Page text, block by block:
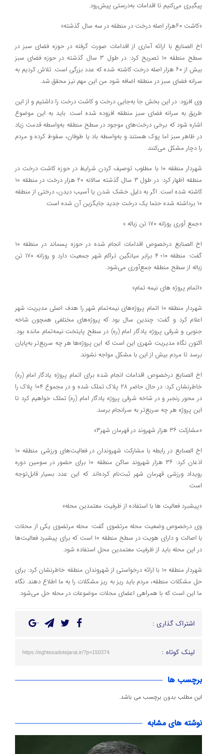
پیگیری می‌کنیم تا اقدامات به‌درستی پیش‌رود.
«کاشت ۶۰هزار اصله درخت در منطقه در سه سال گذشته»
اخ الصنایع با ارائه آماری از اقدامات صورت گرفته در حوزه فضای سبز در
سطح منطقه ١٠ تصریح کرد: در طول ٣ سال گذشته در حوزه فضای سبز
بیش از ٦٠ هزار اصله درخت کاشته شده که عدد بزرگی است. تلاش کردیم به
سرانه فضای سبز در منطقه اضافه شود من این مهم نیز محقق شد.
وی افزود: در این بخش جا به‌جایی درخت و کاشت درخت را داشتیم و از این
طریق به سرانه فضای سبز منطقه افزوده شده است. باید به این موضوع
اشاره شود که برخی درخت‌های موجود در سطح منطقه به‌واسطه قدمت زیاد
در ظاهر سبز اما پوک هستند و به‌واسطه باد یا طوفان، سقوط کرده و مردم
را دچار مشکل می‌کنند.
شهردار منطقه ١٠ با مطلوب توصیف کردن شرایط در حوزه کاشت درخت در
منطقه اظهار کرد: در طول ٣ سال گذشته سالانه ٢٠ هزار درخت در منطقه ١٠
کاشته شده است. اگر به دلیل خشک شدن یا آسیب دیدن، درختی از منطقه
١٠ برداشته شده حتما یک درخت جدید جایگزین آن شده است.
«جمع آوری روزانه ۱۷۰ تن زباله »
اخ الصنایع در‌خصوص اقدامات انجام شده در حوزه پسماند در منطقه ١٠
گفت: منطقه ١٠؛ ٤ برابر میانگین تراکم شهر جمعیت دارد و روزانه ١٧٠ تن
زباله از سطح منطقه جمع‌آوری می‌شود.
«اتمام پروژه های نیمه تمام»
شهردار منطقه ١٠ اتمام پروژه‌های نیمه‌تمام شهر را هدف اصلی مدیریت شهر
اعلام کرد و گفت: چندین سال بود که پروژه‌های مختلفی همچون شاخه
جنوبی و شرقی پروژه یادگار امام (ره) در سطح پایتخت نیمه‌تمام مانده بود.
اکنون نگاه مدیریت شهری این است که این پروژه‌ها هر چه سریع‌تر به‌پایان
برسد تا مردم بیش از این با مشکل مواجه نشوند.
اخ الصنایع در‌خصوص اقدامات انجام شده برای اتمام پروژه یادگار امام (ره)
خاطرنشان کرد: در حال حاضر ٢٨ پلاک تملک شده و در مجموع ١٠٤ پلاک را
در محور رنجبر و در شاخه شرقی پروژه یادگار امام (ره) تملک خواهیم کرد تا
این پروژه هر چه سریع‌تر به سرانجام برسد.
«مشارکت ۳۶ هزار شهروند در قهرمان شهر۳»
اخ الصنایع در رابطه با مشارکت شهروندان در فعالیت‌های ورزشی منطقه ١٠
اذعان کرد: ٣٦ هزار شهروند ساکن منطقه ١٠ برای حضور در سومین دوره
رویداد ورزشی قهرمان شهر ثبت‌نام کرده‌اند که این عدد بسیار قابل‌توجه
است.
«پیشبرد فعالیت ها با استفاده از ظرفیت معتمدین محله»
وی در‌خصوص وضعیت محله مرتضوی گفت: محله مرتضوی یکی از محلات
با اصالت و دارای هویت در سطح منطقه ١٠ است که برای پیشبرد فعالیت‌ها
در این محله باید از ظرفیت معتمدین محل استفاده شود.
شهردار منطقه ١٠ با ارائه درخواستی از شهروندان منطقه خاطرنشان کرد: برای
حل مشکلات منطقه، مردم باید ریز به ریز مشکلات را به ما اطلاع دهند. نگاه
ما این است که با همراهی اعضای محلات موضوعات در محله حل می‌شود.
اشتراک گذاری :
لینک کوتاه : https://eghtesadotejarat.ir/?p=150374
برچسب ها
این مطلب بدون برچسب می باشد.
نوشته های مشابه